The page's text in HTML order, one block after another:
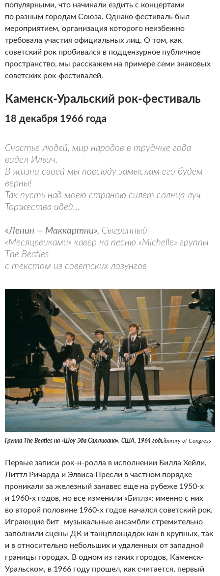
популярными, что начинали ездить с концертами
по разным городам Союза. Однако фестиваль был
мероприятием, организация которого неизбежно
требовала участия официальных лиц. О том, как
советский рок пробивался в подцензурное публичное
пространство, мы расскажем на примере семи знаковых
советских рок-фестивалей.
Каменск-Уральский рок-фестиваль
18 декабря 1966 года
Счастье людей, мир народов в трудные года
видел Ильич.
В жизни своей мы повсюду замыслам его будем
верны!
Так пусть над моею страною сияет солнца луч
Торжества идей…
«Ленин — Маккартни». Сыгранный
«Месяцевиками» кавер на песню «Michelle» группы
The Beatles
с текстом из советских лозунгов
Группа The Beatles на «Шоу Эда Салливана». США, 1964 годLibarary of Congress
Первые записи рок-н-ролла в исполнении Билла Хейли,
Литтл Ричарда и Элвиса Пресли в частном порядке
проникали за железный занавес еще на рубеже 1950-х
и 1960-х годов, но все изменили «Битлз»: именно с них
во второй половине 1960-х годов начался советский рок.
Играющие бит
музыкальные ансамбли стремительно
заполнили сцены ДК и танцплощадок как в крупных, так
и в относительно небольших и удаленных от западной
границы городах. В одном из таких городов, Каменск-
Уральском, в 1966 году прошел, как считается, первый